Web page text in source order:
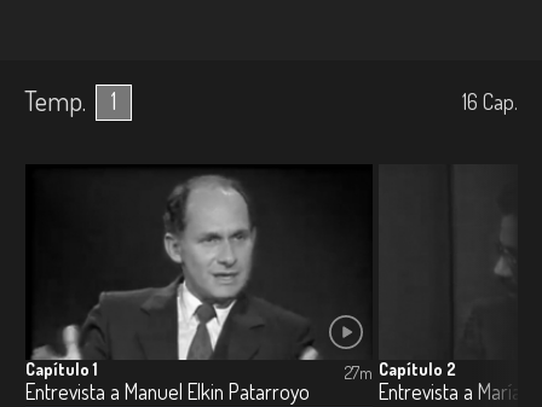
Temp. 1 16 Cap.
Capítulo 1
Entrevista a Manuel Elkin Patarroyo
27m Capítulo 2
Entrevista a María